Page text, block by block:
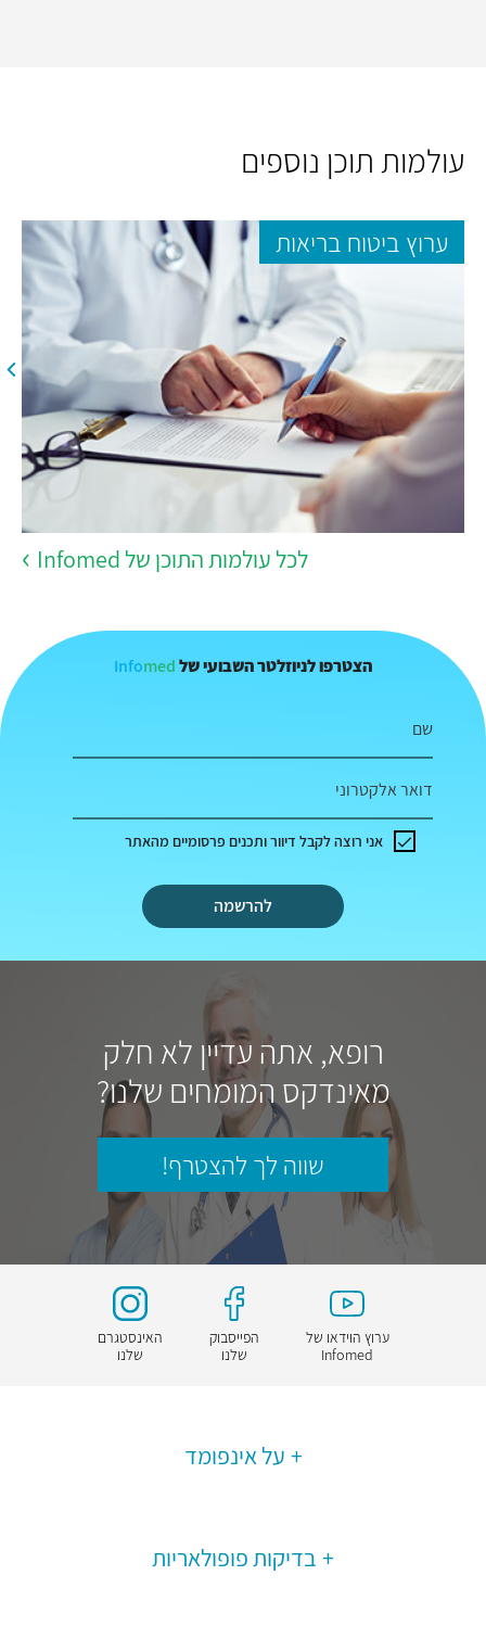
עולמות תוכן נוספים
ערוץ ביטוח בריאות
לכל עולמות התוכן של Infomed
הצטרפו לניוזלטר השבועי של Infomed
שם
דואר אלקטרוני
להרשמה
אני רוצה לקבל דיוור ותכנים פרסומיים מהאתר
רופא, אתה עדיין לא חלק
מאינדקס המומחים שלנו?
שווה לך להצטרף!
ערוץ הוידאו של
Infomed
הפייסבוק
שלנו
האינסטגרם
שלנו
על אינפומד
בדיקות פופולאריות